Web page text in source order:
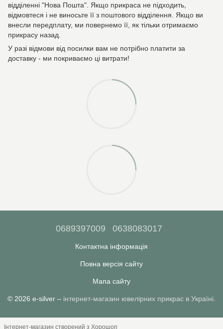
відділенні "Нова Пошта". Якщо прикраса не підходить,
відмовтеся і не виносьте її з поштового відділення. Якщо ви
внесли передплату, ми повернемо її, як тільки отримаємо
прикрасу назад.
У разі відмови від посилки вам не потрібно платити за
доставку - ми покриваємо ці витрати!
0689397009 0638083017
Контактна інформація
Повна версія сайту
Мапа сайту
© 2026 e-silver – інтернет-магазин ювелірних прикрас в Україні
Інтернет-магазин створений з Хорошоп